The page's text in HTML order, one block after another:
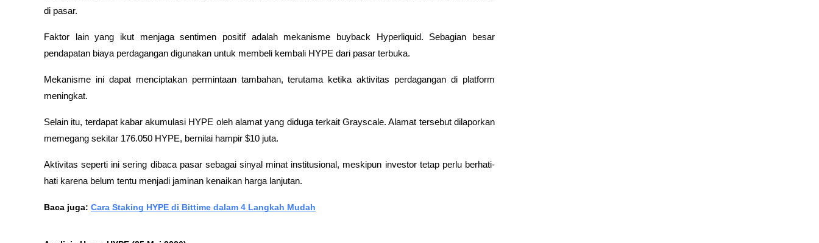
di pasar.
Faktor lain yang ikut menjaga sentimen positif adalah mekanisme buyback Hyperliquid. Sebagian besar
pendapatan biaya perdagangan digunakan untuk membeli kembali HYPE dari pasar terbuka.
Mekanisme ini dapat menciptakan permintaan tambahan, terutama ketika aktivitas perdagangan di platform
meningkat.
Selain itu, terdapat kabar akumulasi HYPE oleh alamat yang diduga terkait Grayscale. Alamat tersebut dilaporkan
memegang sekitar 176.050 HYPE, bernilai hampir $10 juta.
Aktivitas seperti ini sering dibaca pasar sebagai sinyal minat institusional, meskipun investor tetap perlu berhati-
hati karena belum tentu menjadi jaminan kenaikan harga lanjutan.
Baca juga: Cara Staking HYPE di Bittime dalam 4 Langkah Mudah